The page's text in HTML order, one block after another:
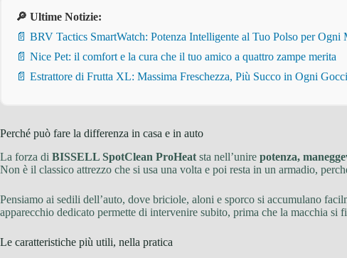
🔎 Ultime Notizie:
📄 BRV Tactics SmartWatch: Potenza Intelligente al Tuo Polso per Ogni
📄 Nice Pet: il comfort e la cura che il tuo amico a quattro zampe merita
📄 Estrattore di Frutta XL: Massima Freschezza, Più Succo in Ogni
Perché può fare la differenza in casa e in auto
La forza di BISSELL SpotClean ProHeat sta nell’unire potenza,
Non è il classico attrezzo che si usa una volta e poi resta in un armadio,
Pensiamo ai sedili dell’auto, dove briciole, aloni e sporco si accumulano
apparecchio dedicato permette di intervenire subito, prima che la macchia si
Le caratteristiche più utili, nella pratica